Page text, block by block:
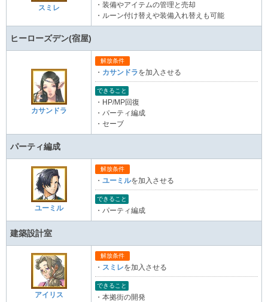
スミレ
・装備やアイテムの管理と売却
・ルーン付け替えや装備入れ替えも可能
ヒーローズデン(宿屋)
カサンドラ
解放条件
・ カサンドラを加入させる
できること
・HP/MP回復
・パーティ編成
・セーブ
パーティ編成
ユーミル
解放条件
・ ユーミルを加入させる
できること
・パーティ編成
建築設計室
アイリス
解放条件
・ スミレを加入させる
できること
・本拠街の開発